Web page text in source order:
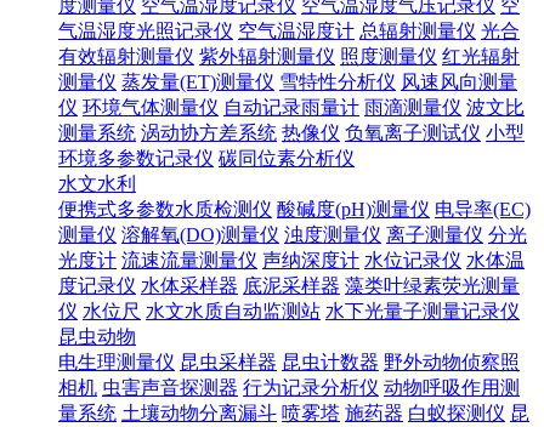
度测量仪 空气温湿度记录仪 空气温湿度气压记录仪 空
气温湿度光照记录仪 空气温湿度计 总辐射测量仪 光合
有效辐射测量仪 紫外辐射测量仪 照度测量仪 红光辐射
测量仪 蒸发量(ET)测量仪 雪特性分析仪 风速风向测量
仪 环境气体测量仪 自动记录雨量计 雨滴测量仪 波文比
测量系统 涡动协方差系统 热像仪 负氧离子测试仪 小型
环境多参数记录仪 碳同位素分析仪
水文水利
便携式多参数水质检测仪 酸碱度(pH)测量仪 电导率(EC)
测量仪 溶解氧(DO)测量仪 浊度测量仪 离子测量仪 分光
光度计 流速流量测量仪 声纳深度计 水位记录仪 水体温
度记录仪 水体采样器 底泥采样器 藻类叶绿素荧光测量
仪 水位尺 水文水质自动监测站 水下光量子测量记录仪
昆虫动物
电生理测量仪 昆虫采样器 昆虫计数器 野外动物侦察照
相机 虫害声音探测器 行为记录分析仪 动物呼吸作用测
量系统 土壤动物分离漏斗 喷雾塔 施药器 白蚁探测仪 昆